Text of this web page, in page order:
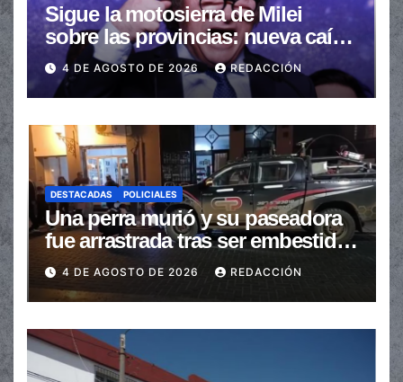
Sigue la motosierra de Milei
sobre las provincias: nueva caída
de las transferencias no
automáticas
4 DE AGOSTO DE 2026 REDACCIÓN
DESTACADAS POLICIALES
Una perra murió y su paseadora
fue arrastrada tras ser embestidas
en la senda peatonal
4 DE AGOSTO DE 2026 REDACCIÓN